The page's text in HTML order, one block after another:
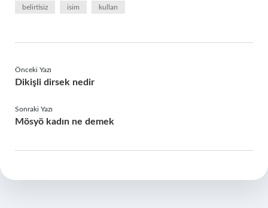
belirtisiz isim kullan
Önceki Yazı
Dikişli dirsek nedir
Sonraki Yazı
Mösyö kadın ne demek